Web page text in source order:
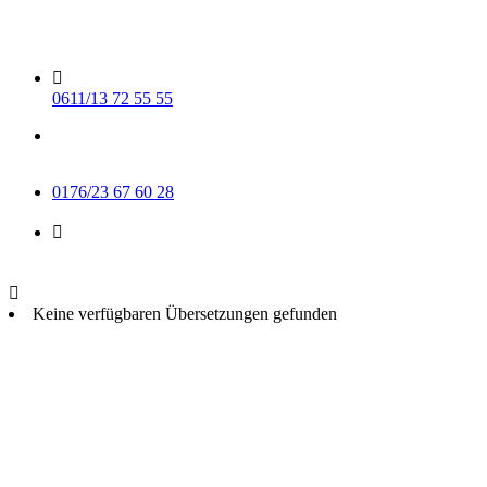
0611/13 72 55 55
0176/23 67 60 28
Keine verfügbaren Übersetzungen gefunden